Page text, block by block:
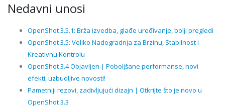
Nedavni unosi
OpenShot 3.5.1: Brža izvedba, glađe uređivanje, bolji pregledi
OpenShot 3.5: Veliko Nadogradnja za Brzinu, Stabilnost i
Kreativnu Kontrolu
OpenShot 3.4 Objavljen | Poboljšane performanse, novi
efekti, uzbudljive novosti!
Pametniji rezovi, zadivljujući dizajn | Otkrijte što je novo u
OpenShot 3.3